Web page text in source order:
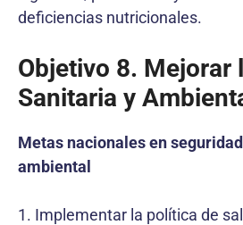
deficiencias nutricionales.
Objetivo 8. Mejorar
Sanitaria y
Metas nacionales en
ambiental
1. Implementar la política de